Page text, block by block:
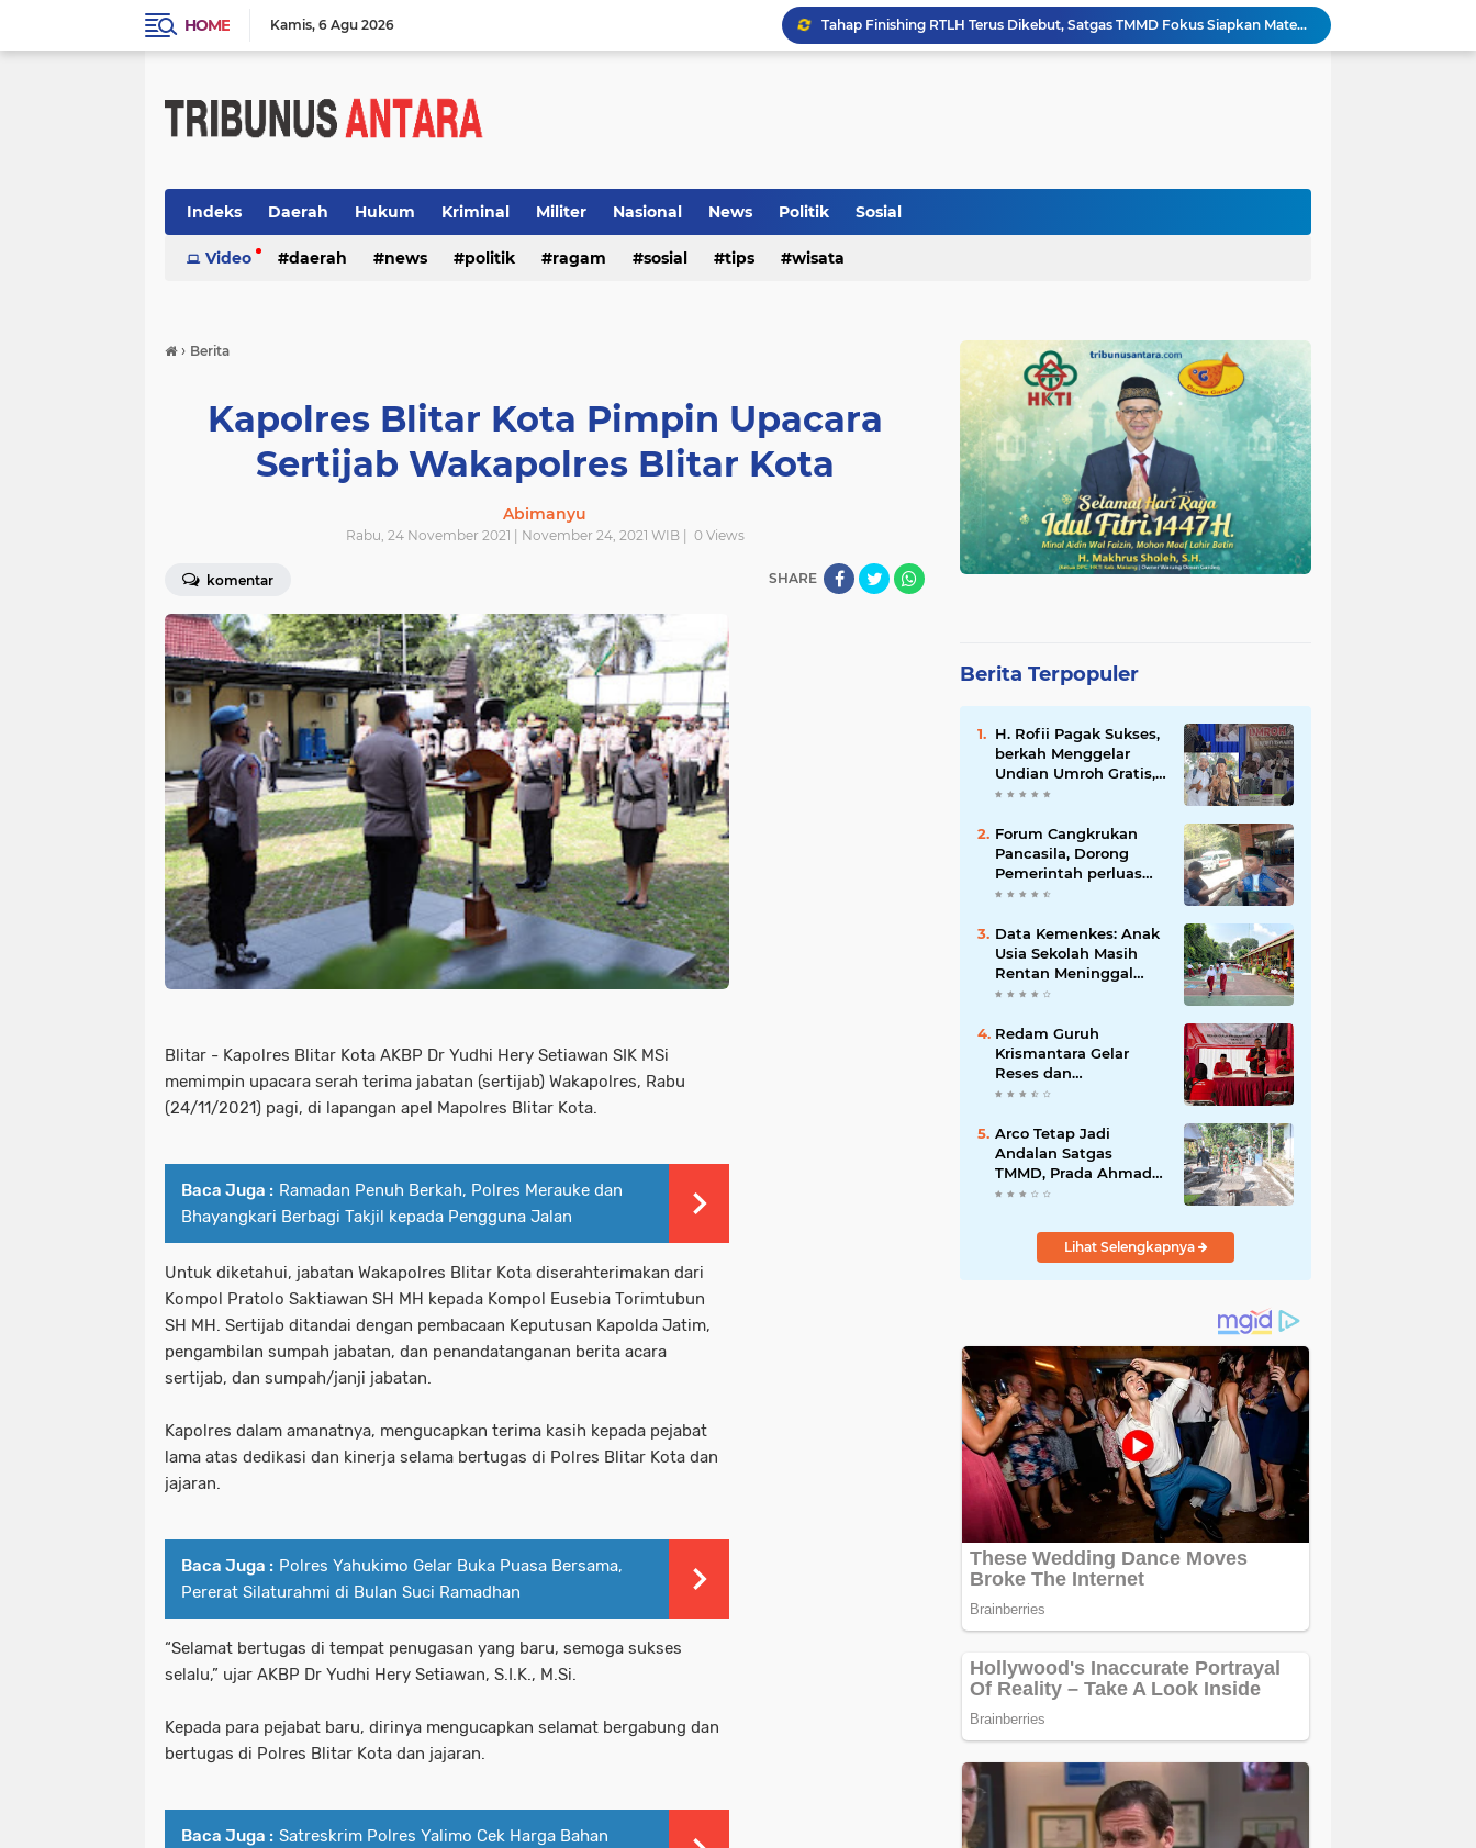
HOME Kamis 6 Agu 2026
Tahap Finishing RTLH Terus Dikebut, Satgas TMMD Fokus Siapkan Material Keramik Berkualitas
Program RTLH TMMD Lumajang Masuki Tahap Finishing, Rumah Ibu Tuha Dicat Rapi
Inilah Tampilan Baru Rumah Bapak Sirajudi Setelah Direnovasi
Sinergitas Polri dan KSOP Jadi Kunci Penguatan Pengawasan dan Pengamanan Pelabuhan Laut Jayapura
Indeks Daerah Hukum Kriminal Militer Nasional News Politik Sosial
Video daerah news politik ragam sosial tips wisata
› Berita
Kapolres Blitar Kota Pimpin Upacara
Sertijab Wakapolres Blitar Kota
Abimanyu
Rabu, 24 November 2021 | November 24, 2021 WIB | 0Views
komentar SHARE
Blitar - Kapolres Blitar Kota AKBP Dr Yudhi Hery Setiawan SIK MSi
memimpin upacara serah terima jabatan (sertijab) Wakapolres, Rabu
(24/11/2021) pagi, di lapangan apel Mapolres Blitar Kota.
Baca Juga : Ramadan Penuh Berkah, Polres Merauke dan
Bhayangkari Berbagi Takjil kepada Pengguna Jalan
Untuk diketahui, jabatan Wakapolres Blitar Kota diserahterimakan dari
Kompol Pratolo Saktiawan SH MH kepada Kompol Eusebia Torimtubun
SH MH. Sertijab ditandai dengan pembacaan Keputusan Kapolda Jatim,
pengambilan sumpah jabatan, dan penandatanganan berita acara
sertijab, dan sumpah/janji jabatan.
Kapolres dalam amanatnya, mengucapkan terima kasih kepada pejabat
lama atas dedikasi dan kinerja selama bertugas di Polres Blitar Kota dan
jajaran.
Baca Juga : Polres Yahukimo Gelar Buka Puasa Bersama,
Pererat Silaturahmi di Bulan Suci Ramadhan
“Selamat bertugas di tempat penugasan yang baru, semoga sukses
selalu,” ujar AKBP Dr Yudhi Hery Setiawan, S.I.K., M.Si.
Kepada para pejabat baru, dirinya mengucapkan selamat bergabung dan
bertugas di Polres Blitar Kota dan jajaran.
Baca Juga : Satreskrim Polres Yalimo Cek Harga Bahan
Berita Terpopuler
H. Rofii Pagak Sukses,
berkah Menggelar
Undian Umroh Gratis,
Wujud Kepedulian
Forum Cangkrukan
Pancasila, Dorong
Pemerintah perluas
intensif Perpajakan
UMKM.
Data Kemenkes: Anak
Usia Sekolah Masih
Rentan Meninggal
Akibat DBD
Redam Guruh
Krismantara Gelar
Reses dan
Silaturrahmi bersama
Se -Kecamatan
Lawang.
Arco Tetap Jadi
Andalan Satgas
TMMD, Prada Ahmad
Afandi Percepat
Pengecoran
Lihat Selengkapnya